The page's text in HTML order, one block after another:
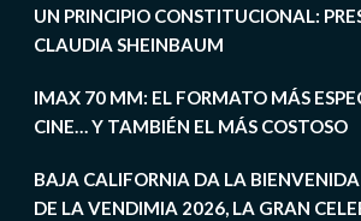
UN PRINCIPIO CONSTITUCIONAL:
CLAUDIA SHEINBAUM
IMAX 70 MM: EL FORMATO MÁS
CINE… Y TAMBIÉN EL MÁS COSTOSO
BAJA CALIFORNIA DA LA
DE LA VENDIMIA 2026, LA GRAN